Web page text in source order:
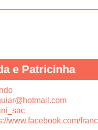
e Patricinha
www.facebook.com/